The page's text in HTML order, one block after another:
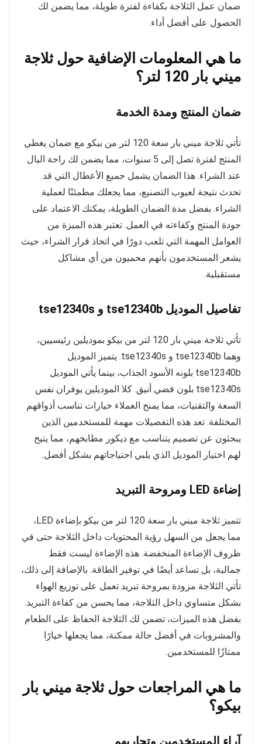
ضمان عمل الثلاجة بكفاءة لفترة طويلة، مما يضمن لك
الحصول على أفضل أداء.
ما هي المعلومات الإضافية حول ثلاجة
ميني بار 120 لتر؟
ضمان المنتج ومدة الخدمة
تأتي ثلاجة ميني بار سعة 120 لتر من بيكو مع ضمان يغطي
المنتج لفترة تصل إلى 5 سنوات، مما يضمن لك راحة البال
عند الشراء. هذا الضمان يشمل جميع الأعطال التي قد
تحدث نتيجة لعيوب التصنيع، مما يجعلك مطمئنًا لعملية
الشراء. بفضل مدة الضمان الطويلة، يمكنك الاعتماد على
جودة المنتج وكفاءته في العمل. تعتبر هذه الميزة من
العوامل المهمة التي تلعب دورًا في اتخاذ قرار الشراء، حيث
يشعر المستخدمون بأنهم محميون من أي مشاكل
مستقبلية.
تفاصيل الموديل tse12340b و tse12340s
تأتي ثلاجة ميني بار 120 لتر من بيكو بموديلين رئيسيين،
وهما tse12340b و tse12340s. يتميز الموديل
tse12340b بلونه الأسود الجذاب، بينما يأتي الموديل
tse12340s بلون فضي أنيق. كلا الموديلين يوفران نفس
السعة والتقنيات، مما يمنح العملاء خيارات تناسب أذواقهم
المختلفة. تعد هذه التفصيلات مهمة للمستخدمين الذين
يبحثون عن تصميم يتناسب مع ديكور مطابخهم، مما يتيح
لهم اختيار الموديل الذي يلبي احتياجاتهم بشكل أفضل.
إضاءة LED ومروحة التبريد
تتميز ثلاجة ميني بار سعة 120 لتر من بيكو بإضاءة LED،
مما يجعل من السهل رؤية المحتويات داخل الثلاجة حتى في
ظروف الإضاءة المنخفضة. هذه الإضاءة ليست فقط
جمالية، بل تساعد أيضًا في توفير الطاقة. بالإضافة إلى ذلك،
تأتي الثلاجة مزودة بمروحة تبريد تعمل على توزيع الهواء
بشكل متساوي داخل الثلاجة، مما يحسن من كفاءة التبريد.
بفضل هذه الميزات، تضمن لك الثلاجة الحفاظ على الطعام
والمشروبات في أفضل حالة ممكنة، مما يجعلها خيارًا
ممتازًا للمستخدمين.
ما هي المراجعات حول ثلاجة ميني بار
بيكو؟
آراء المستخدمين وتجاربهم